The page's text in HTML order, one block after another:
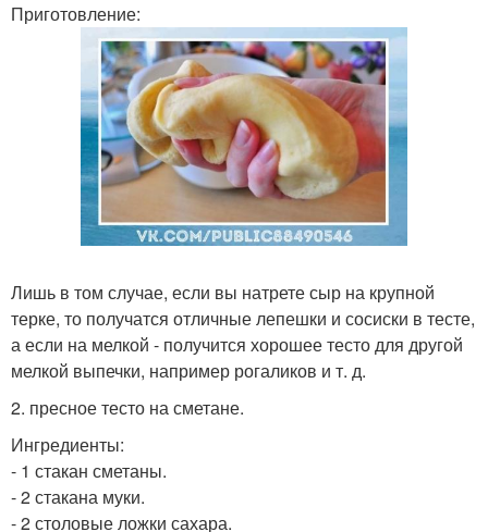
Приготовление:
Лишь в том случае, если вы натрете сыр на крупной
терке, то получатся отличные лепешки и сосиски в тесте,
а если на мелкой - получится хорошее тесто для другой
мелкой выпечки, например рогаликов и т. д.
2. пресное тесто на сметане.
Ингредиенты:
- 1 стакан сметаны.
- 2 стакана муки.
- 2 столовые ложки сахара.